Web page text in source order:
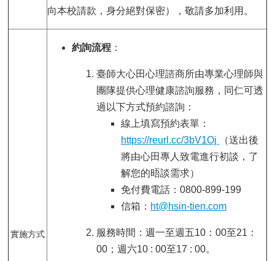
向本校請款，身分絕對保密），敬請多加利用。
實施方式
約詢流程 ：
臺師大心田心理諮商所由專業心理師與
團隊提供心理健康諮詢服務，同仁可透
過以下方式預約諮詢：
線上填寫預約表單：
https://reurl.cc/3bV1Oj
（送出後
將由心田專人致電進行初談，了
解您的晤談需求）
免付費電話：0800-899-199
信箱： ht@hsin-tien.com
服務時間：週一至週五10：00至21：
00；週六10 : 00至17 : 00。